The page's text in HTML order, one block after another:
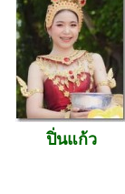
ปิ่นแก้ว